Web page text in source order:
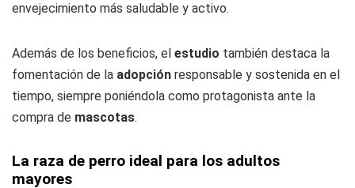
envejecimiento más saludable y activo.
Además de los beneficios, el estudio también destaca la
fomentación de la adopción responsable y sostenida en el
tiempo, siempre poniéndola como protagonista ante la
compra de mascotas.
La raza de perro ideal para los adultos
mayores